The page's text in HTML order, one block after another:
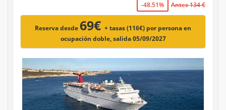
-48.51% Antes 134 €
Reserva desde 69€ + tasas (116€) por persona en
ocupación doble, salida 05/09/2027